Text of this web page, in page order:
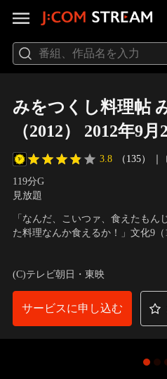
みをつくし料理帖
（2012） 2012年9
3.8 （135） ｜
119分G
見放題
「なんだ、こいつァ、食えたもん
た料理なんか食えるか！」文化9
た。
(C)テレビ朝日・東映
サービスに申し込む